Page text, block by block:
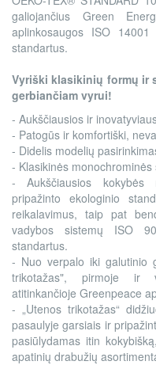
galiojančius Green
aplinkosaugos ISO
standartus.
Vyriški klasikinių formų ir
gerbiančiam vyrui!
- Aukščiausios ir
- Patogūs ir komfortiški,
- Didelis modelių
- Klasikinės monochrominės
- Aukščiausios kokybės
pripažinto ekologinio
reikalavimus, taip pat
vadybos sistemų ISO
standartus.
- Nuo verpalo iki galutinio
trikotažas", pirmoje ir
atitinkančioje Greenpeace
- „Utenos trikotažas“
pasaulyje garsiais ir
pasiūlydamas itin kokybišką,
apatinių drabužių